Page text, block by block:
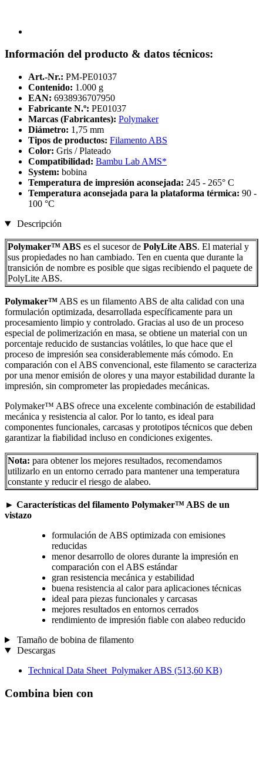
Información del producto & datos técnicos:
Art.-Nr.: PM-PE01037
Contenido: 1.000 g
EAN: 6938936707950
Fabricante N.º: PE01037
Marcas (Fabricantes): Polymaker
Diámetro: 1,75 mm
Tipos de productos: Filamento ABS
Color: Gris / Plateado
Compatibilidad: Bambu Lab AMS*
System: bobina
Temperatura de impresión aconsejada: 245 - 265° C
Temperatura aconsejada para la plataforma térmica: 90 -
100 °C
Descripción
Polymaker™ ABS es el sucesor de PolyLite ABS. El material y
sus propiedades no han cambiado. Ten en cuenta que durante la
transición de nombre es posible que sigas recibiendo el paquete de
PolyLite ABS.
Polymaker™ ABS es un filamento ABS de alta calidad con una
formulación optimizada, desarrollada específicamente para un
procesamiento limpio y controlado. Gracias al uso de un proceso
especial de polimerización en masa, se obtiene un material con un
porcentaje reducido de sustancias volátiles, lo que hace que el
proceso de impresión sea considerablemente más cómodo. En
comparación con el ABS convencional, este filamento se caracteriza
por una menor emisión de olores y una mayor estabilidad durante la
impresión, sin comprometer las propiedades mecánicas.
Polymaker™ ABS ofrece una excelente combinación de estabilidad
mecánica y resistencia al calor. Por lo tanto, es ideal para
componentes funcionales, carcasas y prototipos técnicos que deben
garantizar la fiabilidad incluso en condiciones exigentes.
Nota: para obtener los mejores resultados, recomendamos
utilizarlo en un entorno cerrado para mantener una temperatura
constante y reducir el riesgo de alabeo.
► Características del filamento Polymaker™ ABS de un
vistazo
formulación de ABS optimizada con emisiones
reducidas
menor desarrollo de olores durante la impresión en
comparación con el ABS estándar
gran resistencia mecánica y estabilidad
buena resistencia al calor para aplicaciones técnicas
ideal para piezas funcionales y carcasas
mejores resultados en entornos cerrados
rendimiento de impresión fiable con alabeo reducido
Tamaño de bobina de filamento
Descargas
Technical Data Sheet_Polymaker ABS (513,60 KB)
Combina bien con